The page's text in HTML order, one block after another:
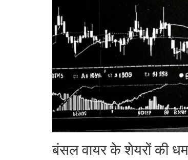
बंसल वायर के शेयरों की